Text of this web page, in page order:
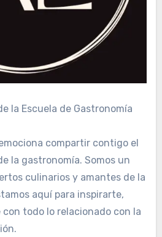
la Escuela de Gastronomía
compartir contigo el
la gastronomía. Somos un
culinarios y amantes de la
aquí para inspirarte,
todo lo relacionado con la